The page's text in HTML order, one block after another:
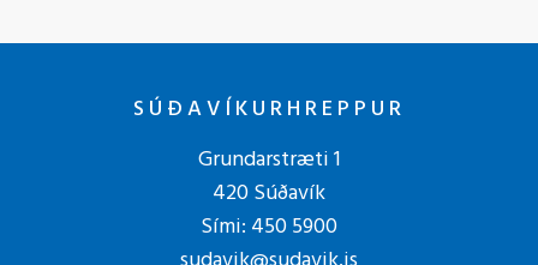
SÚÐAVÍKURHREPPUR
Grundarstræti 1
420 Súðavík
Sími: 450 5900